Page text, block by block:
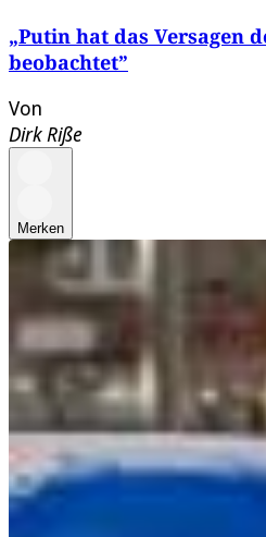
„Putin hat das Versagen
beobachtet”
Von
Dirk Riße
Merken